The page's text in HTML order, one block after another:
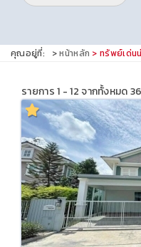
คุณอยู่ที่: หน้าหลัก ทรัพย์เด่น
รายการ 1 - 12 จากทั้งหมด